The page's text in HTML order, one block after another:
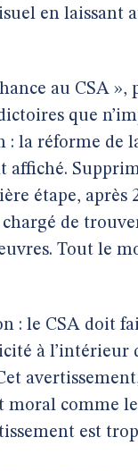
en laissant
au CSA
que
la réforme de
étape,
chargé de
Tout le
: le CSA doit
à
moral comme
est